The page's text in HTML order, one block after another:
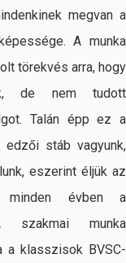
megvan a
A munka
törekvés arra, hogy
de nem tudott
Talán épp ez a
edzői stáb vagyunk,
eszerint éljük az
minden évben a
szakmai munka
a klasszisok BVSC-